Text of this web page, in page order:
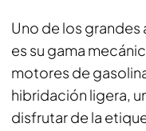
Uno de los
es su gama
motores de
hibridación ligera,
disfrutar de la